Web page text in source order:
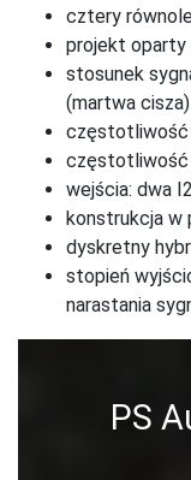
cztery
projekt oparty
stosunek
(martwa cisza)
częstotliwość
częstotliwość
wejścia: dwa
konstrukcja w
dyskretny
stopień
narastania
PS